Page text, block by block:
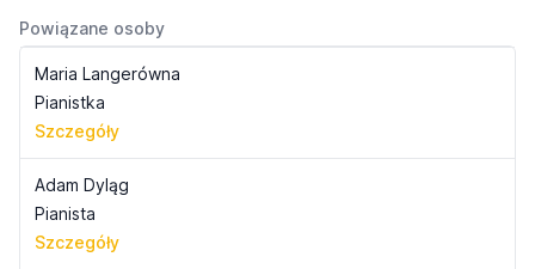
Powiązane osoby
Maria Langerówna
Pianistka
Szczegóły
Adam Dyląg
Pianista
Szczegóły